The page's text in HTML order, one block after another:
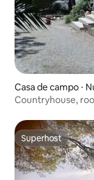
Casa de campo ⋅
Countryhouse,
Superhost
Superhost